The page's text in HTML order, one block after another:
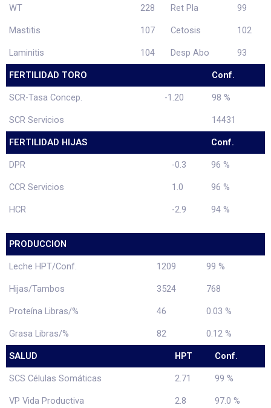
WT 228 Ret Pla 99
Mastitis 107 Cetosis 102
Laminitis 104 Desp Abo 93
FERTILIDAD TORO Conf.
SCR-Tasa Concep. -1.20 98 %
SCR Servicios 14431
FERTILIDAD HIJAS Conf.
DPR -0.3 96 %
CCR Servicios 1.0 96 %
HCR -2.9 94 %
PRODUCCION
Leche HPT/Conf. 1209 99 %
Hijas/Tambos 3524 768
Proteína Libras/% 46 0.03 %
Grasa Libras/% 82 0.12 %
SALUD HPT Conf.
SCS Células Somáticas 2.71 99 %
VP Vida Productiva 2.8 97.0 %